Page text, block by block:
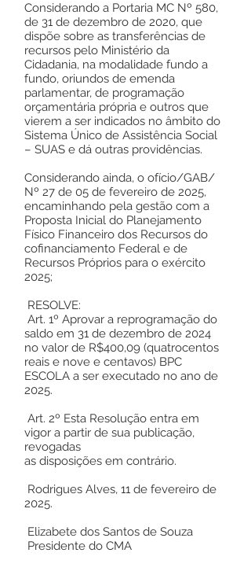
Considerando a Portaria MC Nº 580,
de 31 de dezembro de 2020, que
dispõe sobre as transferências de
recursos pelo Ministério da
Cidadania, na modalidade fundo a
fundo, oriundos de emenda
parlamentar, de programação
orçamentária própria e outros que
vierem a ser indicados no âmbito do
Sistema Único de Assistência Social
– SUAS e dá outras providências.
Considerando ainda, o ofício/GAB/
Nº 27 de 05 de fevereiro de 2025,
encaminhando pela gestão com a
Proposta Inicial do Planejamento
Físico Financeiro dos Recursos do
cofinanciamento Federal e de
Recursos Próprios para o exército
2025;
RESOLVE:
Art. 1º Aprovar a reprogramação do
saldo em 31 de dezembro de 2024
no valor de R$400,09 (quatrocentos
reais e nove e centavos) BPC
ESCOLA a ser executado no ano de
2025.
Art. 2º Esta Resolução entra em
vigor a partir de sua publicação,
revogadas
as disposições em contrário.
Rodrigues Alves, 11 de fevereiro de
2025.
Elizabete dos Santos de Souza
Presidente do CMA